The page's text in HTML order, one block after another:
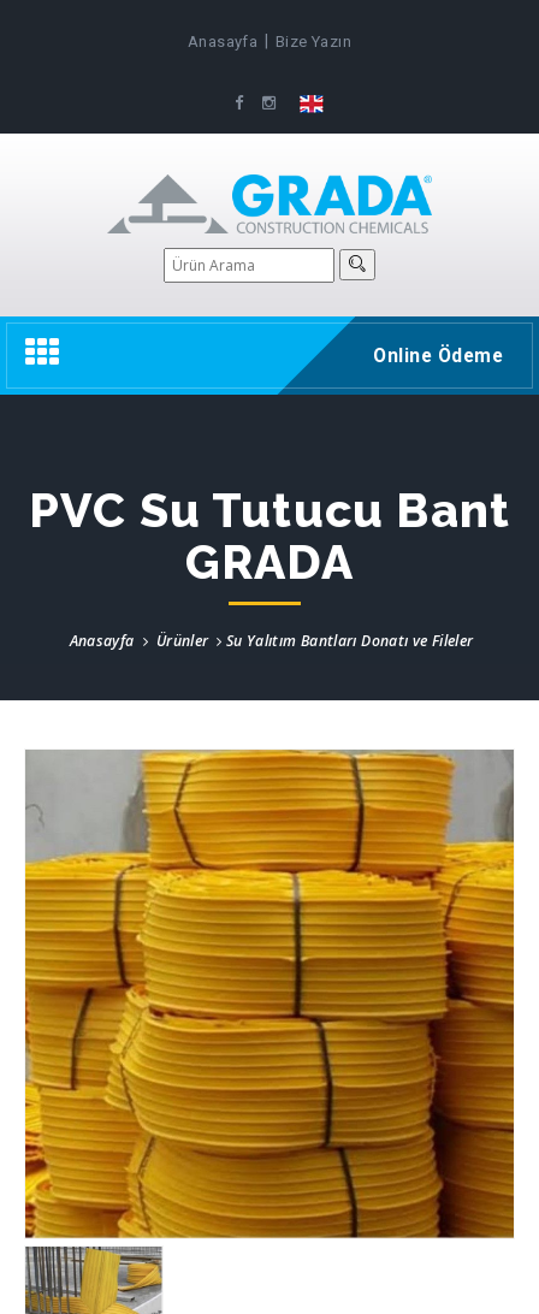
Anasayfa Bize Yazın
Toggle
navigation
Online Ödeme
PVC Su Tutucu Bant
GRADA
Anasayfa Ürünler Su Yalıtım Bantları Donatı ve Fileler